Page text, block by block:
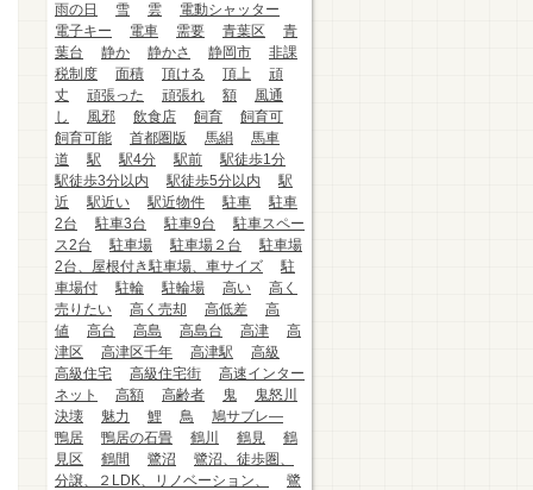
雨の日
雪 雲
電動シャッター
電子キー
電車 需要 青葉区
青
葉台
静か 静かさ 静岡市
非課
税制度
面積 頂ける 頂上
頑
丈
頑張った 頑張れ 額
風通
し
風邪 飲食店 飼育
飼育可
飼育可能
首都圏版 馬絹
馬車
道
駅 駅4分 駅前
駅徒歩1分
駅徒歩3分以内
駅徒歩5分以内
駅
近
駅近い 駅近物件 駐車
駐車
2台
駐車3台 駐車9台
駐車スペー
ス2台
駐車場 駐車場２台
駐車場
2台、屋根付き駐車場、車サイズ
駐
車場付
駐輪 駐輪場 高い
高く
売りたい
高く売却 高低差
高
値
高台 高島 高島台 高津
高
津区
高津区千年 高津駅
高級
高級住宅
高級住宅街
高速インター
ネット
高額 高齢者 鬼
鬼怒川
決壊
魅力 鯉 鳥
鳩サブレ―
鴨居
鴨居の石畳 鶴川 鶴見
鶴
見区
鶴間 鷺沼
鷺沼、徒歩圏、
分譲、２LDK、リノベーション、
鷺